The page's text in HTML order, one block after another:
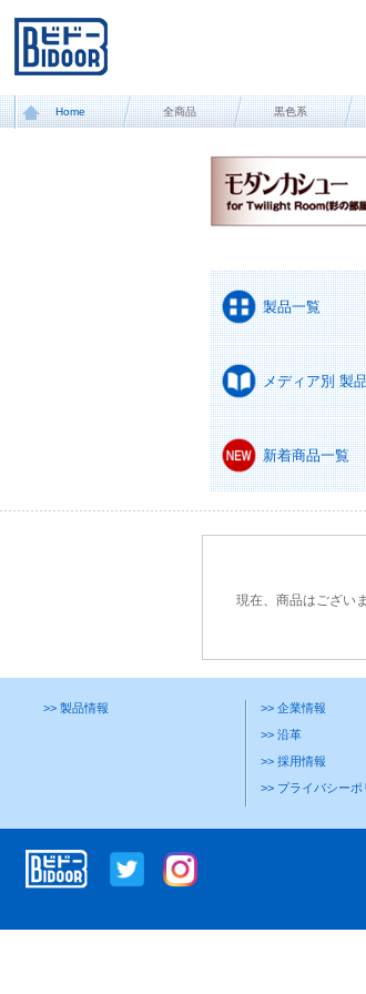
Home 全商品 黒色系
製品一覧
メディア別 製
新着商品一覧
現在、商品はござい
>> 製品情報
>> 企業情報
>> 沿革
>> 採用情報
>> プライバシーポ